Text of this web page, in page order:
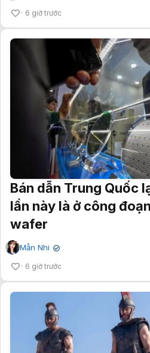
6 giờ trước
Bán dẫn Trung Quốc
lần này là ở công
wafer
Mẫn Nhi ✔
6 giờ trước